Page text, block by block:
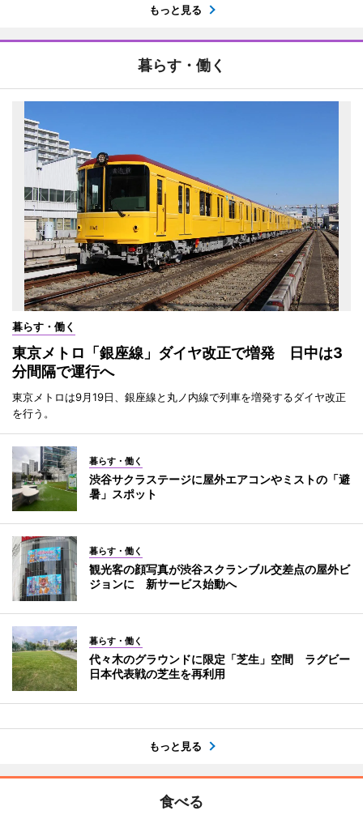
もっと見る
暮らす・働く
暮らす・働く
東京メトロ「銀座線」ダイヤ改正で増発 日中は3
分間隔で運行へ
東京メトロは9月19日、銀座線と丸ノ内線で列車を増発するダイヤ改正
を行う。
暮らす・働く
渋谷サクラステージに屋外エアコンやミストの「避
暑」スポット
暮らす・働く
観光客の顔写真が渋谷スクランブル交差点の屋外ビ
ジョンに 新サービス始動へ
暮らす・働く
代々木のグラウンドに限定「芝生」空間 ラグビー
日本代表戦の芝生を再利用
もっと見る
食べる